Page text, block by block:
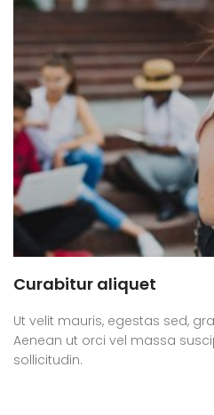
Curabitur aliquet
Ut velit mauris, egestas sed,
Aenean ut orci vel massa
sollicitudin.